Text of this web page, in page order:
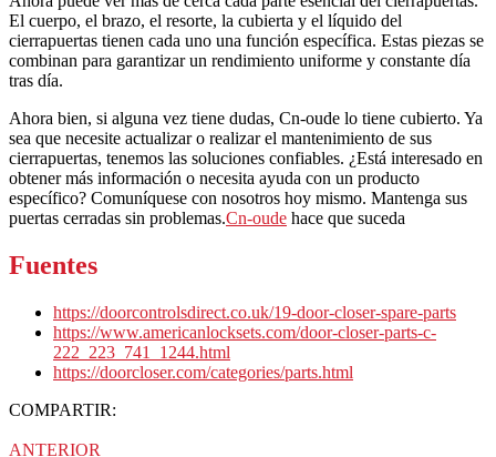
El cuerpo, el brazo, el resorte, la cubierta y el líquido del
cierrapuertas tienen cada uno una función específica. Estas piezas se
combinan para garantizar un rendimiento uniforme y constante día
tras día.
Ahora bien, si alguna vez tiene dudas, Cn-oude lo tiene cubierto. Ya
sea que necesite actualizar o realizar el mantenimiento de sus
cierrapuertas, tenemos las soluciones confiables. ¿Está interesado en
obtener más información o necesita ayuda con un producto
específico? Comuníquese con nosotros hoy mismo. Mantenga sus
puertas cerradas sin problemas.Cn-oude hace que suceda
Fuentes
https://doorcontrolsdirect.co.uk/19-door-closer-spare-parts
https://www.americanlocksets.com/door-closer-parts-c-
222_223_741_1244.html
https://doorcloser.com/categories/parts.html
COMPARTIR:
ANTERIOR